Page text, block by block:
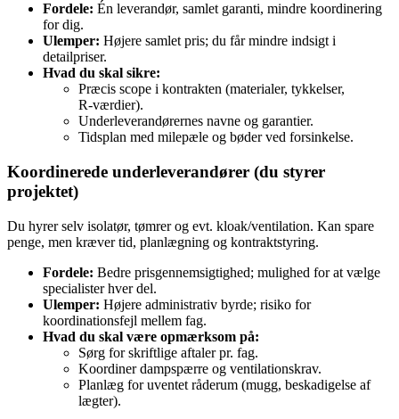
Fordele: Én leverandør, samlet garanti, mindre koordinering
for dig.
Ulemper: Højere samlet pris; du får mindre indsigt i
detailpriser.
Hvad du skal sikre:
Præcis scope i kontrakten (materialer, tykkelser,
R‑værdier).
Underleverandørernes navne og garantier.
Tidsplan med milepæle og bøder ved forsinkelse.
Koordinerede underleverandører (du styrer
projektet)
Du hyrer selv isolatør, tømrer og evt. kloak/ventilation. Kan spare
penge, men kræver tid, planlægning og kontraktstyring.
Fordele: Bedre prisgennemsigtighed; mulighed for at vælge
specialister hver del.
Ulemper: Højere administrativ byrde; risiko for
koordinationsfejl mellem fag.
Hvad du skal være opmærksom på:
Sørg for skriftlige aftaler pr. fag.
Koordiner dampspærre og ventilationskrav.
Planlæg for uventet råderum (mugg, beskadigelse af
lægter).